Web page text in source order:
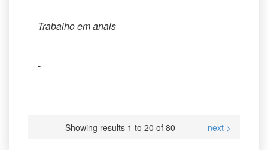
Trabalho em anais
-
Showing results 1 to 20 of 80 next >